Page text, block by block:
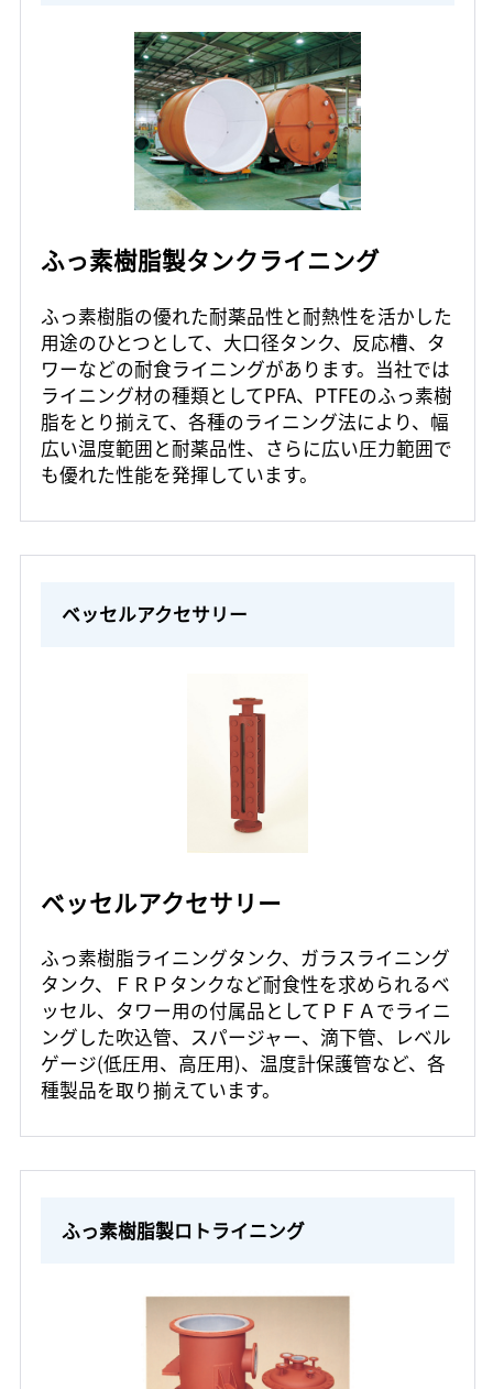
ふっ素樹脂製タンクライニング
ふっ素樹脂の優れた耐薬品性と耐熱性を活かした
用途のひとつとして、大口径タンク、反応槽、タ
ワーなどの耐食ライニングがあります。当社では
ライニング材の種類としてPFA、PTFEのふっ素樹
脂をとり揃えて、各種のライニング法により、幅
広い温度範囲と耐薬品性、さらに広い圧力範囲で
も優れた性能を発揮しています。
ベッセルアクセサリー
ベッセルアクセサリー
ふっ素樹脂ライニングタンク、ガラスライニング
タンク、ＦＲＰタンクなど耐食性を求められるベ
ッセル、タワー用の付属品としてＰＦＡでライニ
ングした吹込管、スパージャー、滴下管、レベル
ゲージ(低圧用、高圧用)、温度計保護管など、各
種製品を取り揃えています。
ふっ素樹脂製ロトライニング